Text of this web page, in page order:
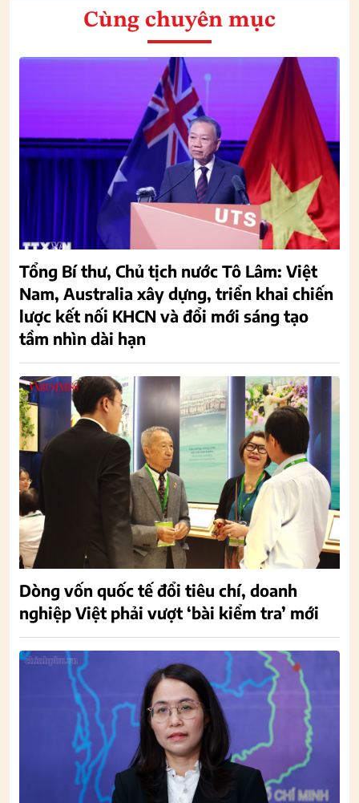
Cùng chuyên mục
Tổng Bí thư, Chủ tịch nước Tô Lâm: Việt
Nam, Australia xây dựng, triển khai chiến
lược kết nối KHCN và đổi mới sáng tạo
tầm nhìn dài hạn
Dòng vốn quốc tế đổi tiêu chí, doanh
nghiệp Việt phải vượt ‘bài kiểm tra’ mới